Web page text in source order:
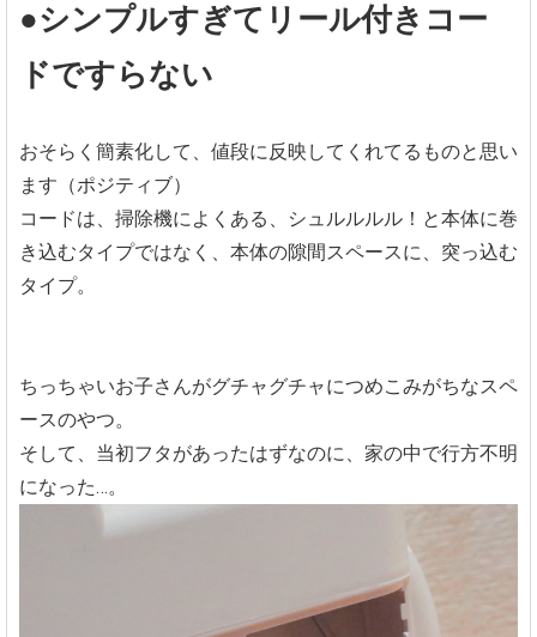
●シンプルすぎてリール付きコー
ドですらない
おそらく簡素化して、値段に反映してくれてるものと思い
ます（ポジティブ）
コードは、掃除機によくある、シュルルルル！と本体に巻
き込むタイプではなく、本体の隙間スペースに、突っ込む
タイプ。
ちっちゃいお子さんがグチャグチャにつめこみがちなスペ
ースのやつ。
そして、当初フタがあったはずなのに、家の中で行方不明
になった…。